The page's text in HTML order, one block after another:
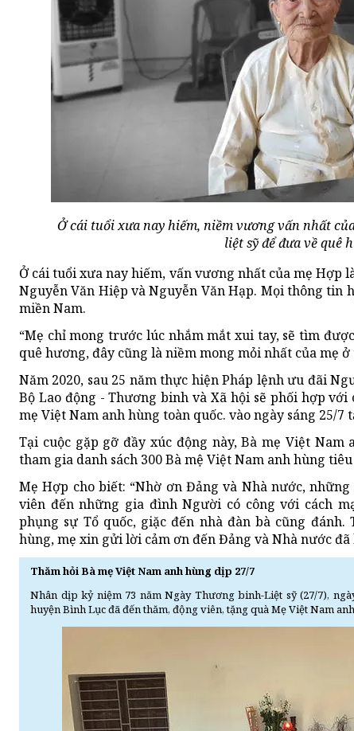
Ở cái tuổi xưa nay hiếm, niềm vương vấn nhất
liệt sỹ để đưa về quê
Ở cái tuổi xưa nay hiếm, vấn vương nhất của mẹ Hợp
Nguyễn Văn Hiệp và Nguyễn Văn Hạp. Mọi thông tin
miền Nam.
“Mẹ chỉ mong trước lúc nhắm mắt xui tay, sẽ tìm
quê hương, đây cũng là niềm mong mỏi nhất của mẹ
Năm 2020, sau 25 năm thực hiện Pháp lệnh ưu đãi
Bộ Lao động - Thương binh và Xã hội sẽ phối hợp
mẹ Việt Nam anh hùng toàn quốc. vào ngày sáng 25/7
Tại cuộc gặp gỡ đầy xúc động này, Bà mẹ Việt
tham gia danh sách 300 Bà mệ Việt Nam anh hùng
Mẹ Hợp cho biết: “Nhờ ơn Đảng và Nhà nước,
viên đến những gia đình Người có công với cách
phụng sự Tổ quốc, giặc đến nhà đàn bà cũng
hùng, mẹ xin gửi lời cảm ơn đến Đảng và Nhà nước
Thăm hỏi Bà mẹ Việt Nam anh hùng dịp 27/7
Nhân dịp kỷ niệm 73 năm Ngày Thương binh-Liệt sỹ (27/7),
huyện Bình Lục đã đến thăm, động viên, tặng quà Mẹ Việt Nam